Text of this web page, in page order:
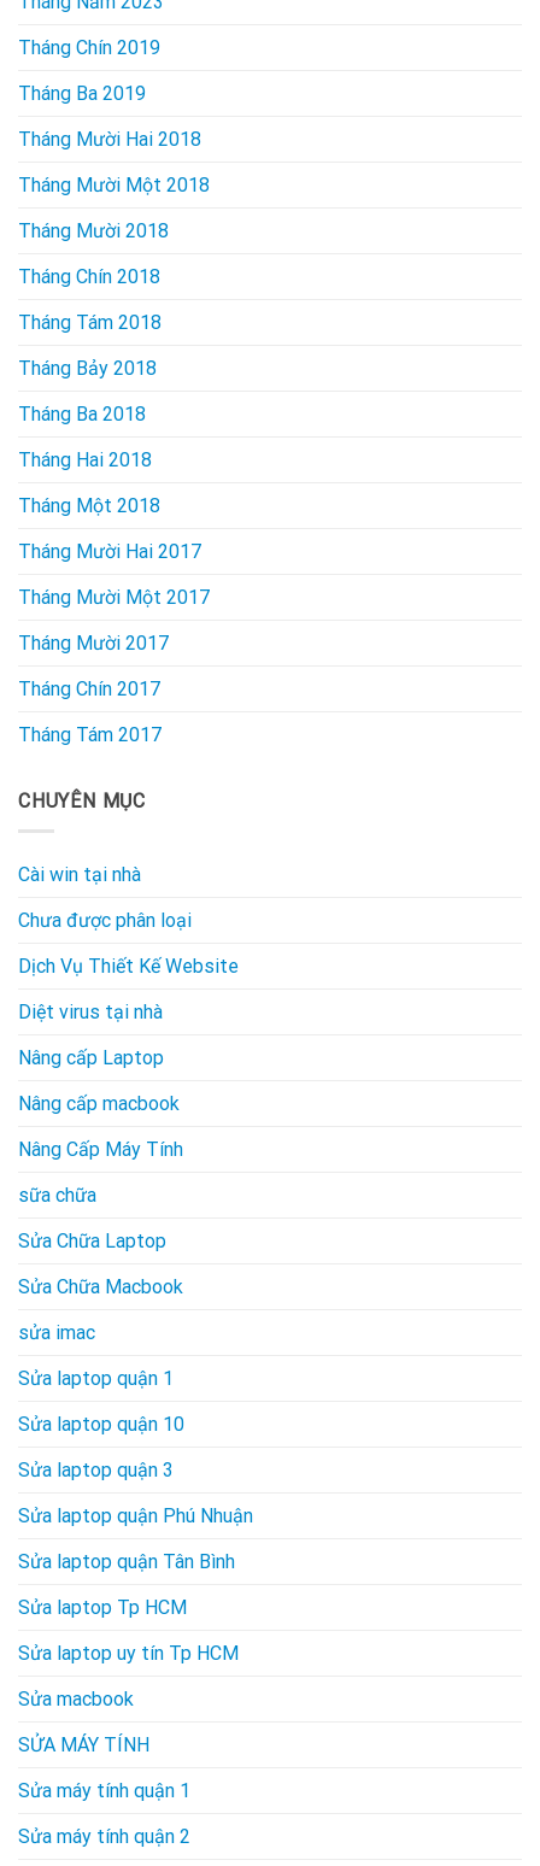
Tháng Chín 2019
Tháng Ba 2019
Tháng Mười Hai 2018
Tháng Mười Một 2018
Tháng Mười 2018
Tháng Chín 2018
Tháng Tám 2018
Tháng Bảy 2018
Tháng Ba 2018
Tháng Hai 2018
Tháng Một 2018
Tháng Mười Hai 2017
Tháng Mười Một 2017
Tháng Mười 2017
Tháng Chín 2017
Tháng Tám 2017
CHUYÊN MỤC
Cài win tại nhà
Chưa được phân loại
Dịch Vụ Thiết Kế Website
Diệt virus tại nhà
Nâng cấp Laptop
Nâng cấp macbook
Nâng Cấp Máy Tính
sữa chữa
Sửa Chữa Laptop
Sửa Chữa Macbook
sửa imac
Sửa laptop quận 1
Sửa laptop quận 10
Sửa laptop quận 3
Sửa laptop quận Phú Nhuận
Sửa laptop quận Tân Bình
Sửa laptop Tp HCM
Sửa laptop uy tín Tp HCM
Sửa macbook
SỬA MÁY TÍNH
Sửa máy tính quận 1
Sửa máy tính quận 2